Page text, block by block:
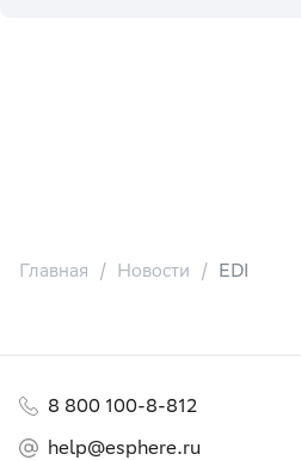
Главная Новости EDI
8 800 100-8-812
help@esphere.ru